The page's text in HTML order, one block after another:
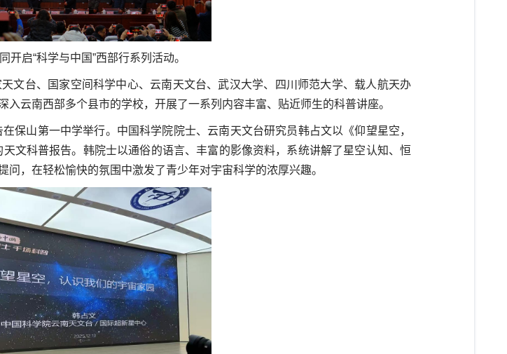
开启“科学与中国”西部行系列活动。
文台、国家空间科学中心、云南天文台、武汉大学、四川师范大学、载人航天办
云南西部多个县市的学校，开展了一系列内容丰富、贴近师生的科普讲座。
在保山第一中学举行。中国科学院院士、云南天文台研究员韩占文以《仰望星空，
文科普报告。韩院士以通俗的语言、丰富的影像资料，系统讲解了星空认知、恒
，在轻松愉快的氛围中激发了青少年对宇宙科学的浓厚兴趣。